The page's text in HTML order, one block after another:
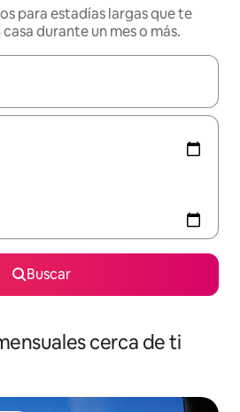
para estadías largas que te
durante un mes o más.
estén disponibles, navega con las
Buscar
cerca de ti